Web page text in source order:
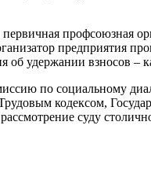
профсоюзная
предприятия
удержании взносов –
по со­циальному
кодек­сом,
суду